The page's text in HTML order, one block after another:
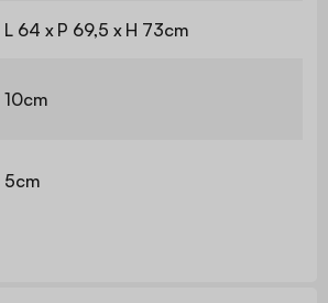
L 64 x P 69,5 x H 73cm
10cm
5cm